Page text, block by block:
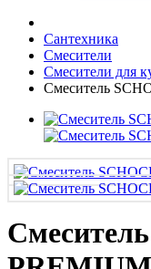
Сантехника
Смесители
Смесители для
Смеситель